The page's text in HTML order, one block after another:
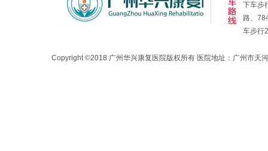
下车步
路、
车步行
Copyright ©2018 广州华兴康复医院版权所有 医院地址：广州市天